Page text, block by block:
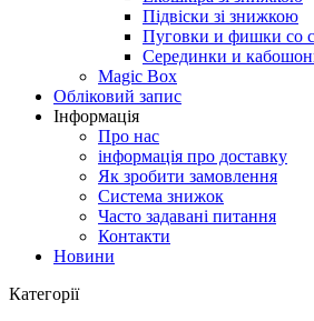
Підвіски зі знижкою
Пуговки и фишки со
Серединки и
Magic Box
Обліковий запис
Інформація
Про нас
інформація про доставку
Як зробити замовлення
Система знижок
Часто задавані питання
Контакти
Новини
Категорії